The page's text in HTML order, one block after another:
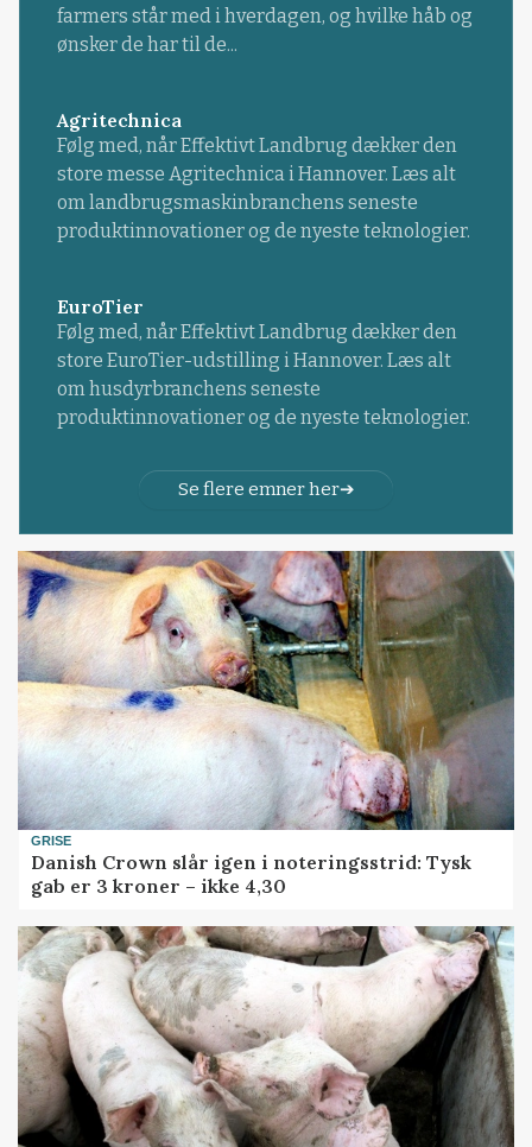
farmers står med i hverdagen, og hvilke håb og
ønsker de har til de...
Agritechnica
Følg med, når Effektivt Landbrug dækker den
store messe Agritechnica i Hannover. Læs alt
om landbrugsmaskinbranchens seneste
produktinnovationer og de nyeste teknologier.
EuroTier
Følg med, når Effektivt Landbrug dækker den
store EuroTier-udstilling i Hannover. Læs alt
om husdyrbranchens seneste
produktinnovationer og de nyeste teknologier.
Se flere emner her
GRISE
Danish Crown slår igen i noteringsstrid: Tysk
gab er 3 kroner – ikke 4,30